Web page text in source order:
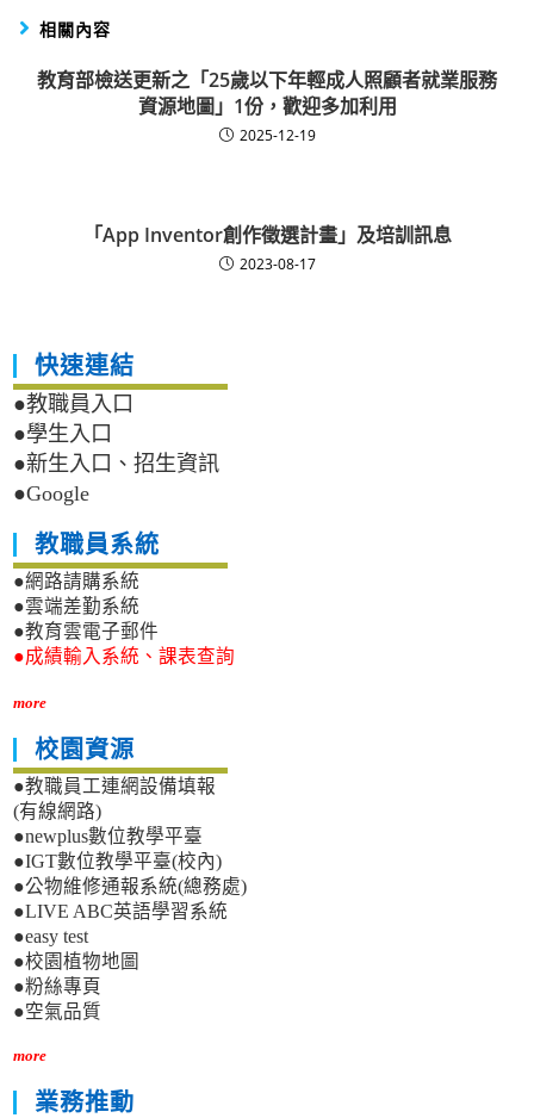
相關內容
教育部檢送更新之「25歲以下年輕成人照顧者就業服務
資源地圖」1份，歡迎多加利用
2025-12-19
「App Inventor創作徵選計畫」及培訓訊息
2023-08-17
快速連結
●教職員入口
●學生入口
●新生入口、招生資訊
●Google
教職員系統
●網路請購系統
●雲端差勤系統
●教育雲電子郵件
●成績輸入系統、課表查詢
more
校園資源
●教職員工連網設備填報
(有線網路)
●newplus數位教學平臺
●IGT數位教學平臺(校內)
●公物維修通報系統(總務處)
●LIVE ABC英語學習系統
●easy test
●校園植物地圖
●粉絲專頁
●空氣品質
more
業務推動